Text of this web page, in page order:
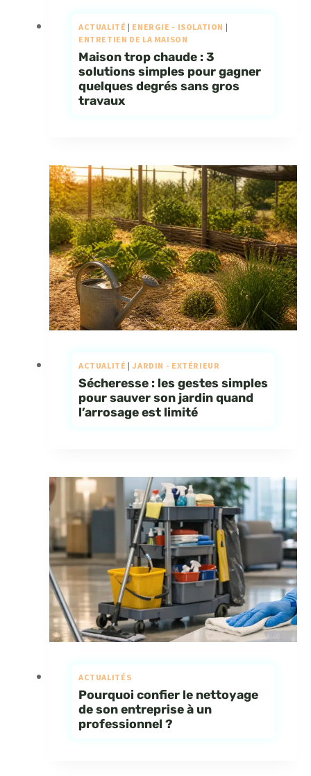
ACTUALITÉ | ENERGIE - ISOLATION |
ENTRETIEN DE LA MAISON
Maison trop chaude : 3
solutions simples pour gagner
quelques degrés sans gros
travaux
ACTUALITÉ | JARDIN - EXTÉRIEUR
Sécheresse : les gestes simples
pour sauver son jardin quand
l’arrosage est limité
ACTUALITÉS
Pourquoi confier le nettoyage
de son entreprise à un
professionnel ?